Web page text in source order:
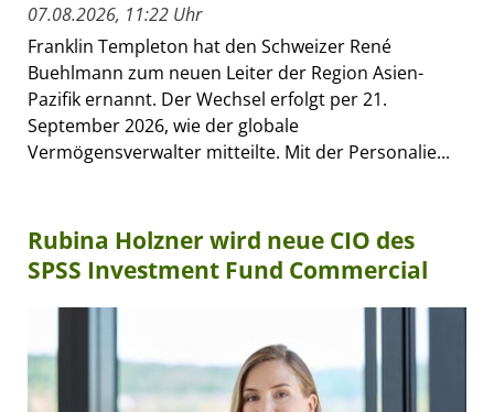
07.08.2026, 11:22 Uhr
Franklin Templeton hat den Schweizer René
Buehlmann zum neuen Leiter der Region Asien-
Pazifik ernannt. Der Wechsel erfolgt per 21.
September 2026, wie der globale
Vermögensverwalter mitteilte. Mit der Personalie...
Rubina Holzner wird neue CIO des
SPSS Investment Fund Commercial